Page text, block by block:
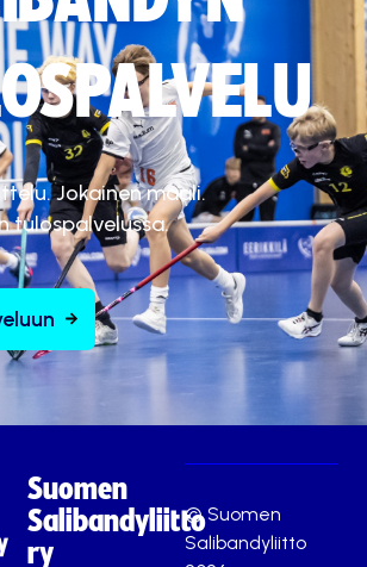
Jokainen maali.
tulospalvelussa.
Suomen
Salibandyliitto
ry
© Suomen
Salibandyliitto